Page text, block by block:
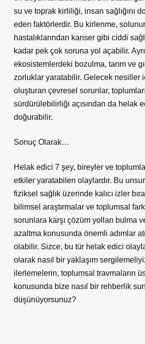
su ve toprak kirliliği, insan sağlığını
eden faktörlerdir. Bu kirlenme,
hastalıklarından kanser gibi ciddi
kadar pek çok soruna yol açabilir.
ekosistemlerdeki bozulma, tarım ve
zorluklar yaratabilir. Gelecek nesiller
oluşturan çevresel sorunlar,
sürdürülebilirliği açısından da helak
doğurabilir.
Sonuç Olarak…
Helak edici 7 şey, bireyler ve
etkiler yaratabilen olaylardır. Bu
fiziksel sağlık üzerinde kalıcı izler
bilimsel araştırmalar ve toplumsal
sorunlara karşı çözüm yolları bulma
azaltma konusunda önemli adımlar
olabilir. Sizce, bu tür helak edici
olarak nasıl bir yaklaşım
ilerlemelerin, toplumsal travmaların
konusunda bize nasıl bir rehberlik
düşünüyorsunuz?